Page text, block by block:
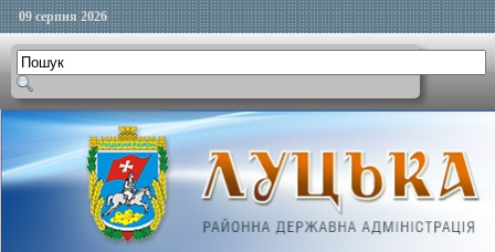
09 серпня 2026